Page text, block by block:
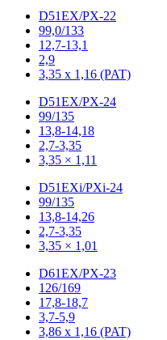
D51EX/PX-22
99,0/133
12,7-13,1
2,9
3,35 x 1,16 (PAT)
D51EX/PX-24
99/135
13,8-14,18
2,7-3,35
3,35 × 1,11
D51EXi/PXi-24
99/135
13,8-14,26
2,7-3,35
3,35 × 1,01
D61EX/PX-23
126/169
17,8-18,7
3,7-5,9
3,86 x 1,16 (PAT)